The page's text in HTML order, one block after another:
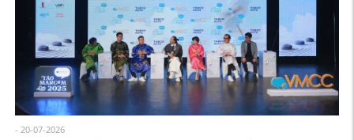
- 20-07-2026